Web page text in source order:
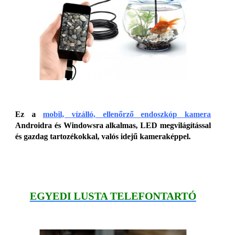
Ez amobil, vízálló, ellenőrző endoszkóp kamera
Androidra és Windowsra alkalmas, LED megvilágítással
és gazdag tartozékokkal, valós idejű kameraképpel.
EGYEDI LUSTA TELEFONTARTÓ